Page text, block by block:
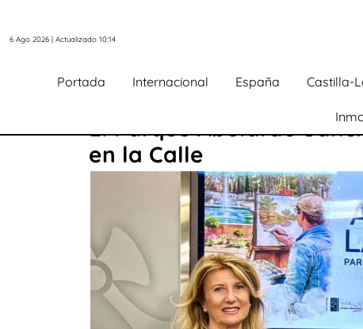
6 Ago 2026 | Actualizado 10:14
Portada Internacional España Castilla-
El Parque Abelardo
en la Calle